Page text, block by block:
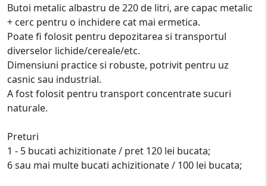
Butoi metalic albastru de 220 de litri, are capac metalic
+ cerc pentru o inchidere cat mai ermetica.
Poate fi folosit pentru depozitarea si transportul
diverselor lichide/cereale/etc.
Dimensiuni practice si robuste, potrivit pentru uz
casnic sau industrial.
A fost folosit pentru transport concentrate sucuri
naturale.
Preturi
1 - 5 bucati achizitionate / pret 120 lei bucata;
6 sau mai multe bucati achizitionate / 100 lei bucata;